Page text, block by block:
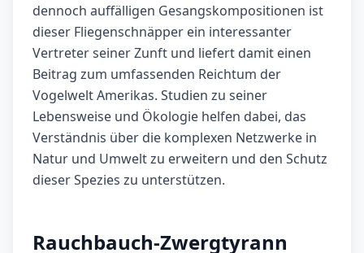
dennoch auffälligen Gesangskompositionen ist
dieser Fliegenschnäpper ein interessanter
Vertreter seiner Zunft und liefert damit einen
Beitrag zum umfassenden Reichtum der
Vogelwelt Amerikas. Studien zu seiner
Lebensweise und Ökologie helfen dabei, das
Verständnis über die komplexen Netzwerke in
Natur und Umwelt zu erweitern und den Schutz
dieser Spezies zu unterstützen.
Rauchbauch-Zwergtyrann